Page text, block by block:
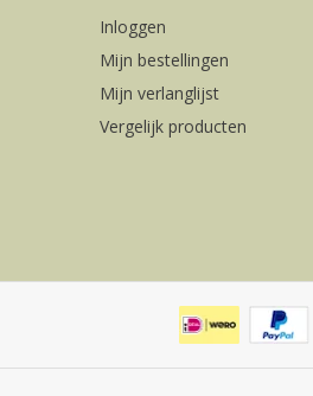
Inloggen
Mijn bestellingen
Mijn verlanglijst
Vergelijk producten